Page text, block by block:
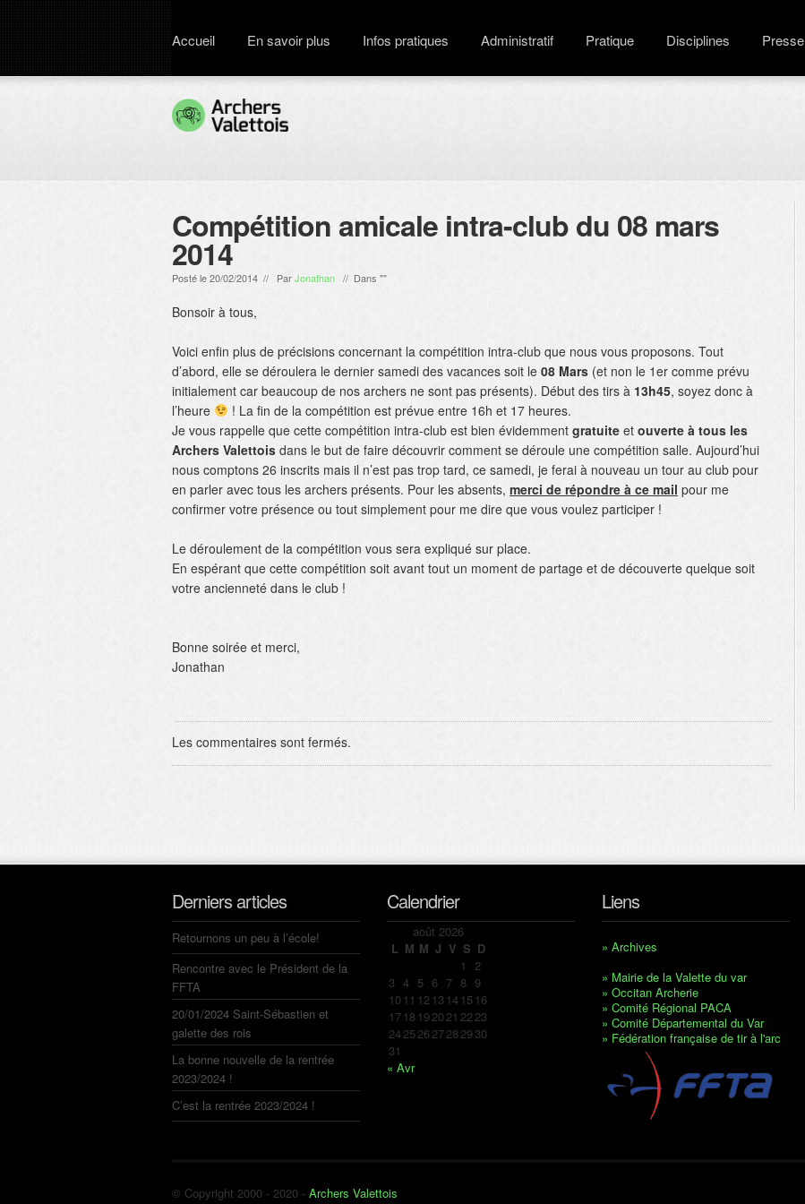
Accueil En savoir plus Infos pratiques Administratif Pratique Disciplines Presse
Compétition amicale intra-club du 08 mars
2014
Posté le 20/02/2014 // ParJonathan // Dans ""
Bonsoir à tous,
Voici enfin plus de précisions concernant la compétition intra-club que nous vous proposons. Tout
d’abord, elle se déroulera le dernier samedi des vacances soit le 08 Mars (et non le 1er comme prévu
initialement car beaucoup de nos archers ne sont pas présents). Début des tirs à 13h45, soyez donc à
l’heure
! La fin de la compétition est prévue entre 16h et 17 heures.
Je vous rappelle que cette compétition intra-club est bien évidemment gratuite et ouverte à tous les
Archers Valettois dans le but de faire découvrir comment se déroule une compétition salle. Aujourd’hui
nous comptons 26 inscrits mais il n’est pas trop tard, ce samedi, je ferai à nouveau un tour au club pour
en parler avec tous les archers présents. Pour les absents, merci de répondre à ce mail pour me
confirmer votre présence ou tout simplement pour me dire que vous voulez participer !
Le déroulement de la compétition vous sera expliqué sur place.
En espérant que cette compétition soit avant tout un moment de partage et de découverte quelque soit
votre ancienneté dans le club !
Bonne soirée et merci,
Jonathan
Les commentaires sont fermés.
Derniers articles
Retournons un peu à l’école!
Rencontre avec le Président de la
FFTA
20/01/2024 Saint-Sébastien et
galette des rois
La bonne nouvelle de la rentrée
2023/2024 !
C’est la rentrée 2023/2024 !
Calendrier
août 2026
L M M J V S D
1 2
3 4 5 6 7 8 9
10 11 12 13 14 15 16
17 18 192021 2223
24252627282930
31
« Avr
Liens
» Archives
» Mairie de la Valette du var
» Occitan Archerie
» Comité Régional PACA
» Comité Départemental du Var
» Fédération française de tir à l'arc
© Copyright 2000 - 2020 - Archers Valettois